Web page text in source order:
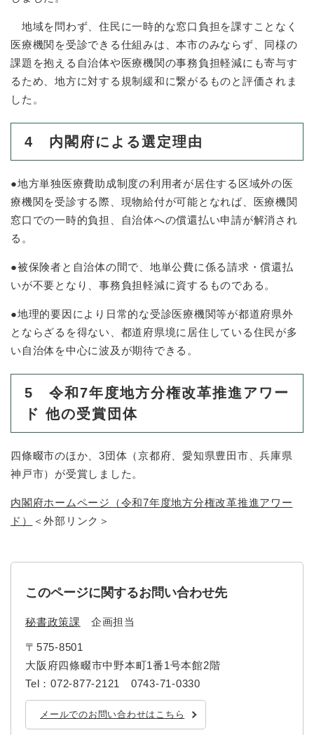
地域を問わず、住民に一時的な窓口負担を課すことなく
医療機関を受診できる仕組みは、本市のみならず、同様の
課題を抱える自治体や医療機関の事務負担軽減にも寄与す
るため、地方に対する規制緩和に繋がるものと評価されま
した。
4 内閣府による選定理由
●地方単独医療費助成制度の利用者が居住する区域外の医
療機関を受診する際、現物給付が可能となれば、医療機関
窓口での一時的負担、自治体への償還払い申請が解消され
る。
●被保険者と自治体の間で、地単公費に係る請求・償還払
いが不要となり、事務負担軽減に資するものである。
●地理的要因により日常的な受診医療機関等が都道府県外
とならざるを得ない、都道府県境に居住している住民が多
い自治体を中心に波及が期待できる。
5 令和7年度地方分権改革推進アワー
ド 他の受賞団体
四條畷市のほか、3団体（京都府、愛知県豊田市、兵庫県
神戸市）が受賞しました。
内閣府ホームページ（令和7年度地方分権改革推進アワー
ド）
＜外部リンク＞
このページに関するお問い合わせ先
秘書政策課 企画担当
〒575-8501
大阪府四條畷市中野本町1番1号本館2階
Tel：072-877-2121 0743-71-0330
メールでのお問い合わせはこちら